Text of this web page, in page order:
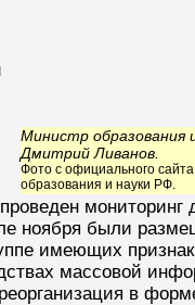
Министр образования
Дмитрий Ливанов.
Фото с официального
образования и науки РФ.
мониторинг
ноября были
имеющих
массовой
в